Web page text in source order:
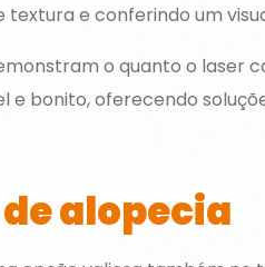
e conferindo um
o quanto o laser
e bonito, oferecendo
alopecia